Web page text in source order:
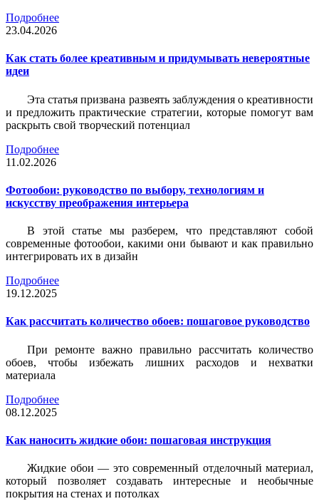
Подробнее
23.04.2026
Как стать более креативным и придумывать невероятные
идеи
Эта статья призвана развеять заблуждения о креативности
и предложить практические стратегии, которые помогут вам
раскрыть свой творческий потенциал
Подробнее
11.02.2026
Фотообои: руководство по выбору, технологиям и
искусству преображения интерьера
В этой статье мы разберем, что представляют собой
современные фотообои, какими они бывают и как правильно
интегрировать их в дизайн
Подробнее
19.12.2025
Как рассчитать количество обоев: пошаговое руководство
При ремонте важно правильно рассчитать количество
обоев, чтобы избежать лишних расходов и нехватки
материала
Подробнее
08.12.2025
Как наносить жидкие обои: пошаговая инструкция
Жидкие обои — это современный отделочный материал,
который позволяет создавать интересные и необычные
покрытия на стенах и потолках